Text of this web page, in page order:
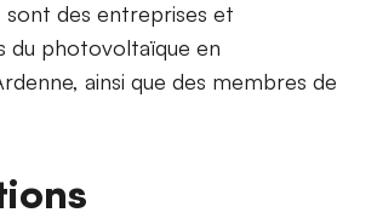
sont des entreprises et
du photovoltaïque en
ainsi que des membres de